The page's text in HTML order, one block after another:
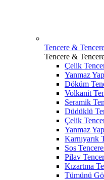
Tencere &
Tencere &
Çelik
Yanmaz
Döküm
Volkanit
Seramik
Düdüklü
Çelik
Yanmaz
Karnıyarık
Sos
Pilav
Kızartma
Tümünü